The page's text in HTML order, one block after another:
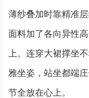
薄纱叠加时靠精准
面料加了各向异性
上。连穿大裙撑坐
雅坐姿，站坐都端
节全放在心上。